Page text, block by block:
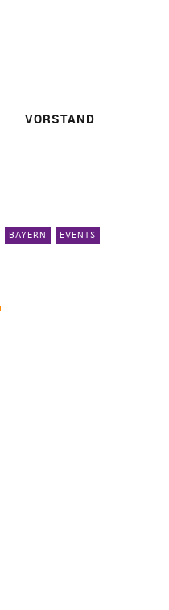
VORSTAND
BAYERN EVENTS